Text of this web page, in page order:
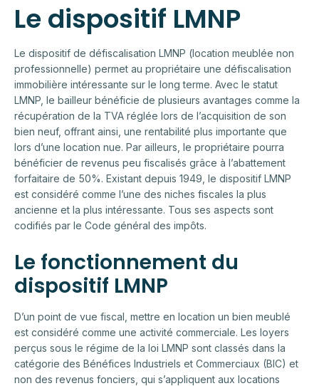
Le dispositif LMNP
Le dispositif de défiscalisation LMNP (location meublée non
professionnelle) permet au propriétaire une défiscalisation
immobilière intéressante sur le long terme. Avec le statut
LMNP, le bailleur bénéficie de plusieurs avantages comme la
récupération de la TVA réglée lors de l’acquisition de son
bien neuf, offrant ainsi, une rentabilité plus importante que
lors d’une location nue. Par ailleurs, le propriétaire pourra
bénéficier de revenus peu fiscalisés grâce à l’abattement
forfaitaire de 50%. Existant depuis 1949, le dispositif LMNP
est considéré comme l’une des niches fiscales la plus
ancienne et la plus intéressante. Tous ses aspects sont
codifiés par le Code général des impôts.
Le fonctionnement du
dispositif LMNP
D’un point de vue fiscal, mettre en location un bien meublé
est considéré comme une activité commerciale. Les loyers
perçus sous le régime de la loi LMNP sont classés dans la
catégorie des Bénéfices Industriels et Commerciaux (BIC) et
non des revenus fonciers, qui s’appliquent aux locations